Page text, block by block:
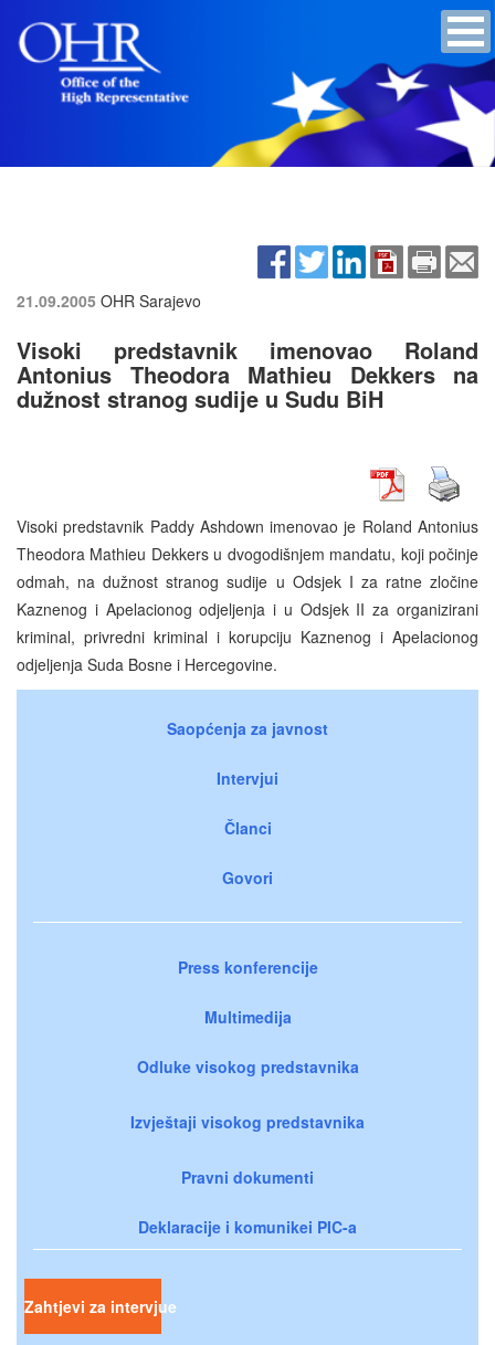
21.09.2005 OHR Sarajevo
Visoki predstavnik imenovao Roland
Antonius Theodora Mathieu Dekkers na
dužnost stranog sudije u Sudu BiH
Visoki predstavnik Paddy Ashdown imenovao je Roland Antonius
Theodora Mathieu Dekkers u dvogodišnjem mandatu, koji počinje
odmah, na dužnost stranog sudije u Odsjek I za ratne zločine
Kaznenog i Apelacionog odjeljenja i u Odsjek II za organizirani
kriminal, privredni kriminal i korupciju Kaznenog i Apelacionog
odjeljenja Suda Bosne i Hercegovine.
Saopćenja za javnost
Intervjui
Članci
Govori
Press konferencije
Multimedija
Odluke visokog predstavnika
Izvještaji visokog predstavnika
Pravni dokumenti
Deklaracije i komunikei PIC-a
Zahtjevi za intervjue